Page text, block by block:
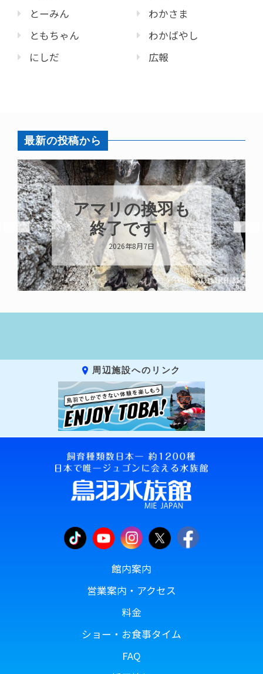
とーみん
ともちゃん
にしだ
わかさま
わかばやし
広報
最新の投稿から
アマリの換羽も
終了です！
2026年8月7日
周辺施設へのリンク
館内案内
営業案内・アクセス
料金
ショー・お食事タイム
FAQ